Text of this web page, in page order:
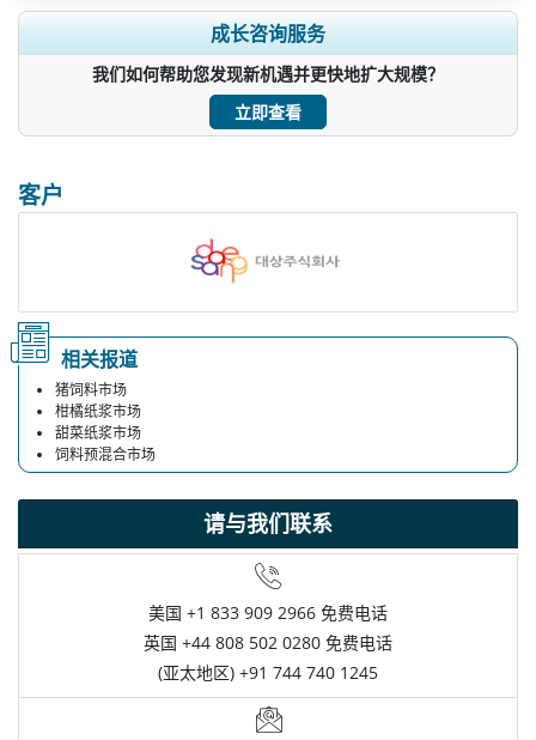
扩大区域和国家覆盖范围， 细分市场分析， 公司简介， 竞争基准分
析， 以及最终用户洞察。
立即定制
成长咨询服务
我们如何帮助您发现新机遇并更快地扩大规模？
立即查看
客户
相关报道
猪饲料市场
柑橘纸浆市场
甜菜纸浆市场
饲料预混合市场
请与我们联系
美国 +1 833 909 2966 免费电话
英国 +44 808 502 0280 免费电话
(亚太地区) +91 744 740 1245